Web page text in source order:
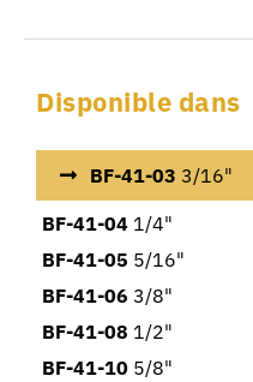
Disponible dans
BF-41-03 3/16"
BF-41-04 1/4"
BF-41-05 5/16"
BF-41-06 3/8"
BF-41-08 1/2"
BF-41-10 5/8"